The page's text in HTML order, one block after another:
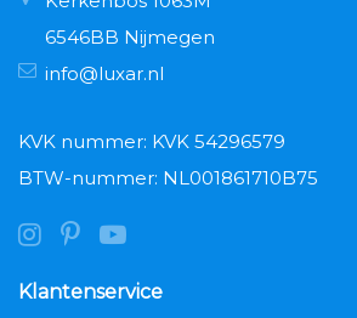
6546BB Nijmegen
info@luxar.nl
KVK nummer: KVK 54296579
BTW-nummer: NL001861710B75
Klantenservice